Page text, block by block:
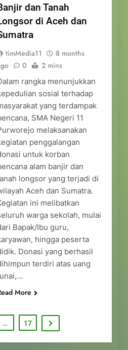
dan Tanah
di Aceh dan
timMedia11
8 months
0 2 mins
rangka menunjukkan
sosial terhadap
yang terdampak
SMA Negeri 11
melaksanakan
penggalangan
untuk korban
alam banjir dan
longsor yang terjadi di
Aceh dan Sumatra.
ini melibatkan
warga sekolah, mulai
Bapak/Ibu guru,
hingga peserta
Donasi yang berhasil
terdiri atas uang
More
… 17